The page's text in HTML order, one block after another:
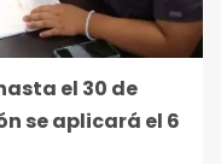
el 30 de
se aplicará el 6